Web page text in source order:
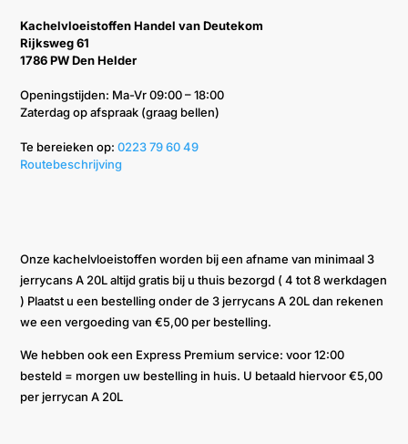
Kachelvloeistoffen Handel van Deutekom
Rijksweg 61
1786 PW Den Helder
Openingstijden: Ma-Vr 09:00 – 18:00
Zaterdag op afspraak (graag bellen)
Te bereieken op: ‭0223 79 60 49‬
Routebeschrijving
Onze kachelvloeistoffen worden bij een afname van minimaal 3
jerrycans A 20L altijd gratis bij u thuis bezorgd ( 4 tot 8 werkdagen
) Plaatst u een bestelling onder de 3 jerrycans A 20L dan rekenen
we een vergoeding van €5,00 per bestelling.
We hebben ook een Express Premium service: voor 12:00
besteld = morgen uw bestelling in huis. U betaald hiervoor €5,00
per jerrycan A 20L